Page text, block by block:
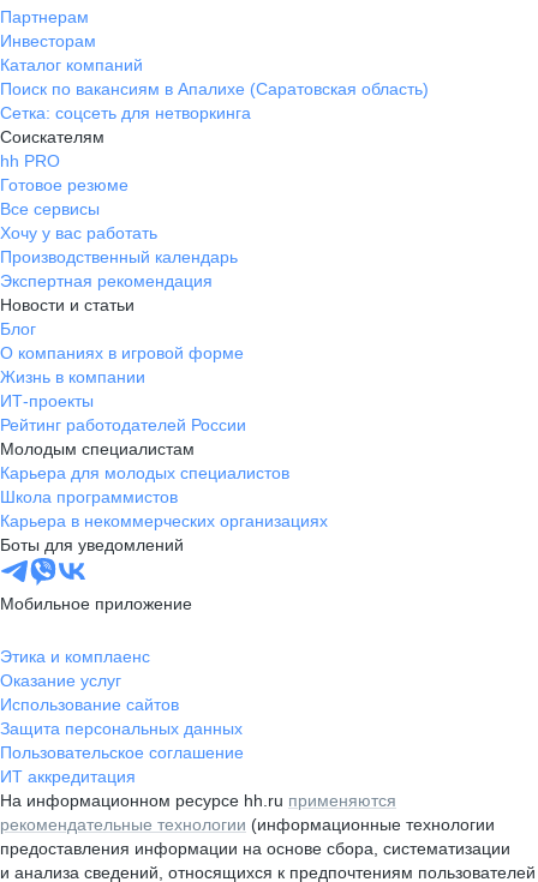
Партнерам
Инвесторам
Каталог компаний
Поиск по вакансиям в Апалихе (Саратовская область)
Сетка: соцсеть для нетворкинга
Соискателям
hh PRO
Готовое резюме
Все сервисы
Хочу у вас работать
Производственный календарь
Экспертная рекомендация
Новости и статьи
Блог
О компаниях в игровой форме
Жизнь в компании
ИТ-проекты
Рейтинг работодателей России
Молодым специалистам
Карьера для молодых специалистов
Школа программистов
Карьера в некоммерческих организациях
Боты для уведомлений
Мобильное приложение
Этика и комплаенс
Оказание услуг
Использование сайтов
Защита персональных данных
Пользовательское соглашение
ИТ аккредитация
На информационном ресурсе hh.ru применяются
рекомендательные технологии (информационные технологии
предоставления информации на основе сбора, систематизации
и анализа сведений, относящихся к предпочтениям пользователей